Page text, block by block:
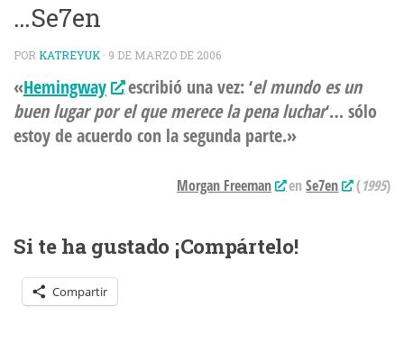
…Se7en
POR KATREYUK · 9 DE MARZO DE 2006
«Hemingway escribió una vez: ‘el mundo es un
buen lugar por el que merece la pena luchar‘… sólo
estoy de acuerdo con la segunda parte.»
Morgan Freeman enSe7en (1995)
Si te ha gustado ¡Compártelo!
Compartir